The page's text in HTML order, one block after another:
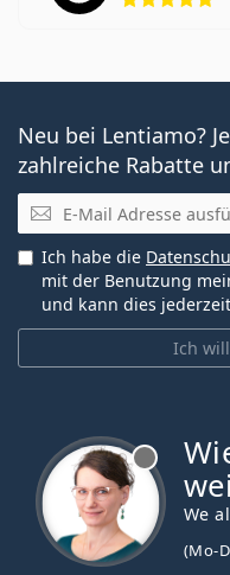
Neu bei Lentiamo?
zahlreiche Rabatte
E-Mail
Ich
Ich habe die
mit der Benutzung
und kann dies
We
(Mo-